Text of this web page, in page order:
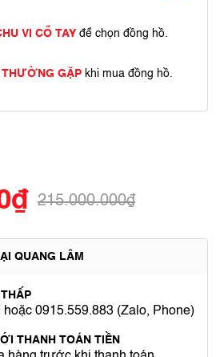
VI CỔ TAY để chọn đồng hồ.
THƯỜNG GẶP khi mua đồng hồ.
215.000.000₫
QUANG LÂM
hoặc 0915.559.883 (Zalo, Phone)
THANH TOÁN TIỀN